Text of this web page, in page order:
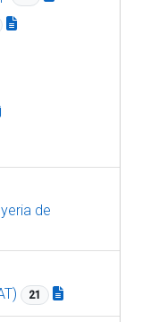
de
21